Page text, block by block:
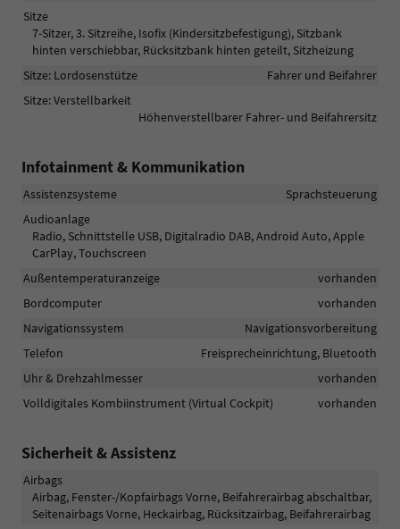
Sitze
7-Sitzer, 3. Sitzreihe, Isofix (Kindersitzbefestigung), Sitzbank
hinten verschiebbar, Rücksitzbank hinten geteilt, Sitzheizung
Sitze: Lordosenstütze
Fahrer und Beifahrer
Sitze: Verstellbarkeit
Höhenverstellbarer Fahrer- und Beifahrersitz
Infotainment & Kommunikation
Assistenzsysteme
Sprachsteuerung
Audioanlage
Radio, Schnittstelle USB, Digitalradio DAB, Android Auto, Apple
CarPlay, Touchscreen
Außentemperaturanzeige
vorhanden
Bordcomputer
vorhanden
Navigationssystem
Navigationsvorbereitung
Telefon
Freisprecheinrichtung, Bluetooth
Uhr & Drehzahlmesser
vorhanden
Volldigitales Kombiinstrument (Virtual Cockpit)
vorhanden
Sicherheit & Assistenz
Airbags
Airbag, Fenster-/Kopfairbags Vorne, Beifahrerairbag abschaltbar,
Seitenairbags Vorne, Heckairbag, Rücksitzairbag, Beifahrerairbag